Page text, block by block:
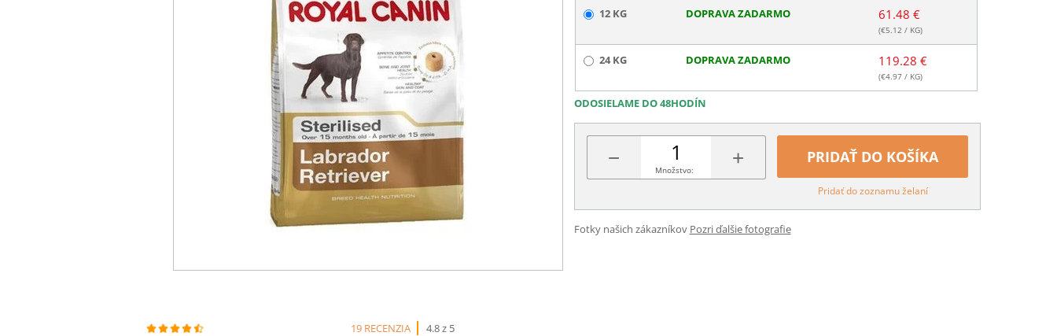
12 KG DOPRAVA ZADARMO 61.48 €
(€5.12 / KG)
24 KG DOPRAVA ZADARMO 119.28 €
(€4.97/ KG)
ODOSIELAME DO 48HODÍN
− +
Množstvo:
PRIDAŤ DO KOŠÍKA
Pridať do zoznamu želaní
Fotky našich zákazníkov Pozri ďalšie fotografie
19 RECENZIA 4.8 z 5